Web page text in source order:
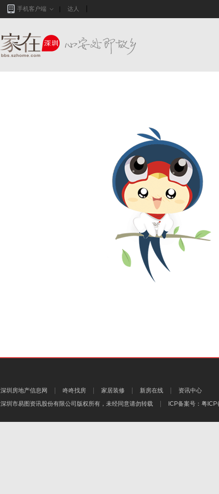
手机客户端 达人
深圳房地产信息网 咚咚找房 家居装修 新房在线
资讯中心
深圳市易图资讯股份有限公司 版权所有，未经同意请勿转载 ICP备案号： 粤ICP